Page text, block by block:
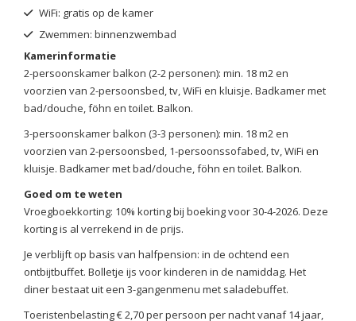
WiFi: gratis op de kamer
Zwemmen: binnenzwembad
Kamerinformatie
2-persoonskamer balkon (2-2 personen): min. 18 m2 en
voorzien van 2-persoonsbed, tv, WiFi en kluisje. Badkamer met
bad/douche, föhn en toilet. Balkon.
3-persoonskamer balkon (3-3 personen): min. 18 m2 en
voorzien van 2-persoonsbed, 1-persoonssofabed, tv, WiFi en
kluisje. Badkamer met bad/douche, föhn en toilet. Balkon.
Goed om te weten
Vroegboekkorting: 10% korting bij boeking voor 30-4-2026. Deze
korting is al verrekend in de prijs.
Je verblijft op basis van halfpension: in de ochtend een
ontbijtbuffet. Bolletje ijs voor kinderen in de namiddag. Het
diner bestaat uit een 3-gangenmenu met saladebuffet.
Toeristenbelasting € 2,70 per persoon per nacht vanaf 14 jaar,